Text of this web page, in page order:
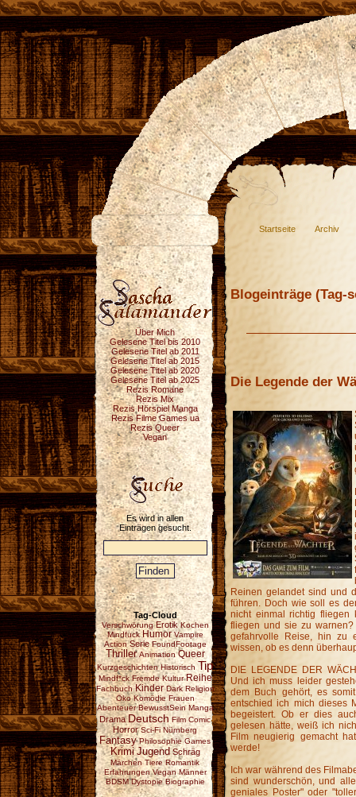
Startseite Archiv
Über Mich
Gelesene Titel bis 2010
Gelesene Titel ab 2011
Gelesene Titel ab 2015
Gelesene Titel ab 2020
Gelesene Titel ab 2025
Rezis Romane
Rezis Mix
Rezis Hörspiel Manga
Rezis Filme Games ua
Rezis Queer
Vegan
Es wird in allen
Einträgen gesucht.
Tag-Cloud
Verschwörung Erotik Kochen
Mindfuck Humor Vampire
Action Serie FoundFootage
Thriller Animation Queer
Kurzgeschichten Historisch Tip
Mindf*ck Fremde Kultur Reihe
Fachbuch Kinder Dark Religion
Öko Komödie Frauen
Abenteuer BewusstSein Manga
Drama Deutsch Film Comic
Horror Sci-Fi Nürnberg
Fantasy Philosophie Games
Krimi Jugend Schräg
Märchen Tiere Romantik
Erfahrungen Vegan Männer
BDSM Dystopie Biographie
Blogeinträge (Tag-
Die Legende der
Reinen gelandet sind und
führen. Doch wie soll es
nicht einmal richtig fliegen
fliegen und sie zu
gefahrvolle Reise, hin zu
wissen, ob es denn
DIE LEGENDE DER
Und ich muss leider
dem Buch gehört, es
entschied ich mich dieses
begeistert. Ob er dies
gelesen hätte, weiß ich
Film neugierig gemacht
werde!
Ich war während des
sind wunderschön, und
geniales Poster" oder